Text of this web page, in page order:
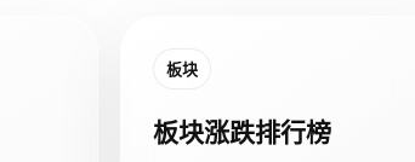
板块
板块涨跌排行榜